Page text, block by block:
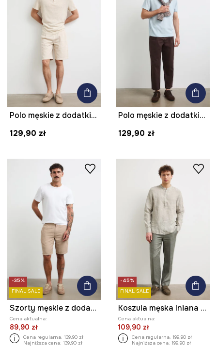
Polo męskie z dodatkiem lnu
129,90 zł
Polo męskie z dodatkiem lnu
129,90 zł
-35%
FINAL SALE
Szorty męskie z dodatkiem lnu melanżowe
Cena aktualna:
89,90 zł
Cena regularna: 139,90 zł
Najniższa cena: 139,90 zł
-45%
FINAL SALE
Koszula męska lniana melanżowa
Cena aktualna:
109,90 zł
Cena regularna: 199,90 zł
Najniższa cena: 199,90 zł